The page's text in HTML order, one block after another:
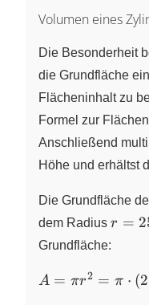
\cdot
=
54~\text{dm}^3
Volumen eines
Die Besonderheit
die Grundfläche
Flächeninhalt zu
Formel zur
Anschließend
Höhe und erhältst
Die Grundfläche
dem Radius r =
Grundfläche:
A = \pi r^{2}
A = πr2 = π ⋅ (